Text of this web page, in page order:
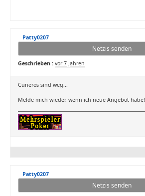
Patty0207
Netzis senden
Geschrieben : vor 7 Jahren
Cuneros sind weg...
Melde mich wieder, wenn ich neue Angebot habe!
Patty0207
Netzis senden